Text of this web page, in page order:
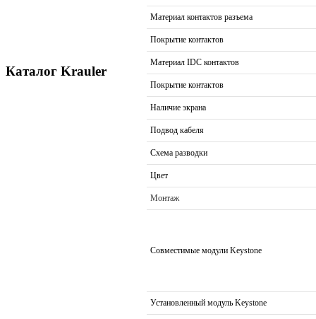
Каталог Krauler
Материал контактов разъема
Покрытие контактов
Материал IDC контактов
Покрытие контактов
Наличие экрана
Подвод кабеля
Схема разводки
Цвет
Монтаж
Совместимые модули Keystone
Установленный модуль Keystone